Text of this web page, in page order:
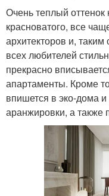
Очень теплый оттенок
красноватого, все
архитекторов и,
всех любителей
прекрасно
апартаменты. Кроме
впишется в эко-дома
аранжировки, а также